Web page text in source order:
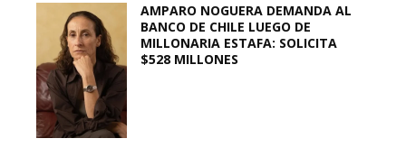
AMPARO NOGUERA DEMANDA AL
BANCO DE CHILE LUEGO DE
MILLONARIA ESTAFA: SOLICITA
$528 MILLONES